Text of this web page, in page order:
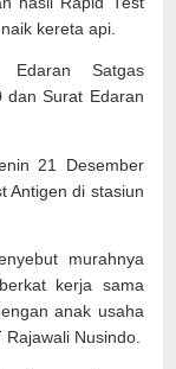
kereta api.
Satgas
dan Surat Edaran
21 Desember
Antigen di stasiun
murahnya
kerja sama
anak usaha
Rajawali Nusindo.